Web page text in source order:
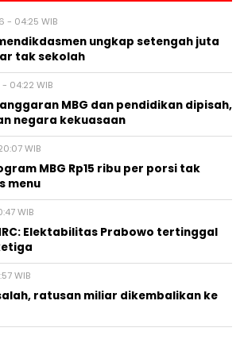
- 04:25 WIB
ungkap setengah juta
tak sekolah
04:22 WIB
MBG dan pendidikan dipisah,
negara kekuasaan
WIB
MBG Rp15 ribu per porsi tak
menu
WIB
Elektabilitas Prabowo tertinggal
WIB
ratusan miliar dikembalikan ke